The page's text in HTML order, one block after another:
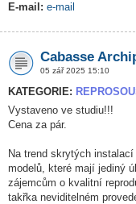
E-mail: e-mail
Cabasse
05 zář 2025 15:10
KATEGORIE:
Vystaveno ve studiu!!!
Cena za pár.
Na trend skrytých
modelů, které mají jediný
zájemcům o kvalitní
takřka neviditelném